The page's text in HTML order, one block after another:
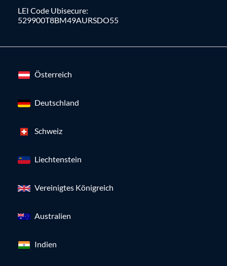
LEI Code Ubisecure:
529900T8BM49AURSDO55
Österreich
Deutschland
Schweiz
Liechtenstein
Vereinigtes Königreich
Australien
Indien